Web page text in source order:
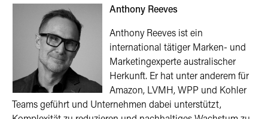
Anthony Reeves
Anthony Reeves ist ein
international tätiger Marken- und
Marketingexperte australischer
Herkunft. Er hat unter anderem für
Amazon, LVMH, WPP und Kohler
Teams geführt und Unternehmen dabei unterstützt,